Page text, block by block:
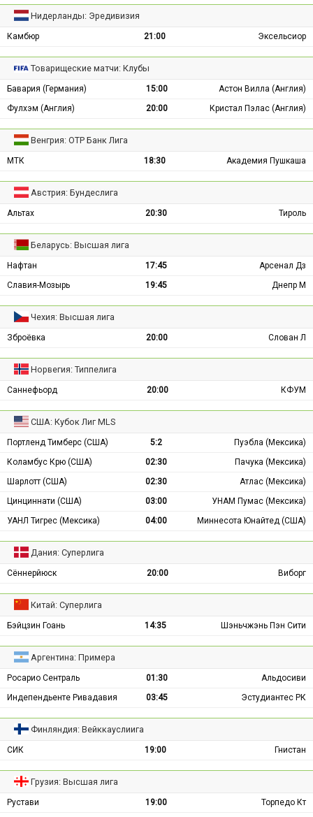
Нидерланды: Эредивизия
Камбюр 21:00 Эксельсиор
Товарищеские матчи: Клубы
Бавария (Германия) 15:00
Астон Вилла (Англия)
Фулхэм (Англия)
20:00 Кристал Пэлас (Англия)
Венгрия: ОТР Банк Лига
МТК 18:30 Академия Пушкаша
Австрия: Бундеслига
Альтах 20:30 Тироль
Беларусь: Высшая лига
Нафтан 17:45
Арсенал Дз
Славия-Мозырь
19:45 Днепр М
Чехия: Высшая лига
Зброёвка 20:00 Слован Л
Норвегия: Типпелига
Саннефьорд 20:00 КФУМ
США: Кубок Лиг MLS
Портленд Тимберс (США) 5:2
Пуэбла (Мексика)
Коламбус Крю (США)
02:30
Пачука (Мексика)
Шарлотт (США)
02:30
Атлас (Мексика)
Цинциннати (США)
03:00
УНАМ Пумас (Мексика)
УАНЛ Тигрес (Мексика)
04:00 Миннесота Юнайтед (США)
Дания: Суперлига
Сённерйюск 20:00 Виборг
Китай: Суперлига
Бэйцзин Гоань 14:35 Шэньчжэнь Пэн Сити
Аргентина: Примера
Росарио Сентраль 01:30
Альдосиви
Индепендьенте Ривадавия
03:45 Эстудиантес РК
Финляндия: Вейккауслиига
СИК 19:00 Гнистан
Грузия: Высшая лига
Рустави 19:00 Торпедо Кт